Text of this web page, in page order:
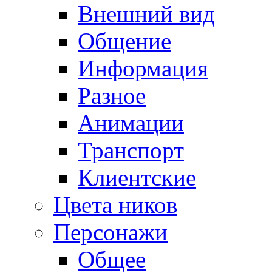
Внешний вид
Общение
Информация
Разное
Анимации
Транспорт
Клиентские
Цвета ников
Персонажи
Общее